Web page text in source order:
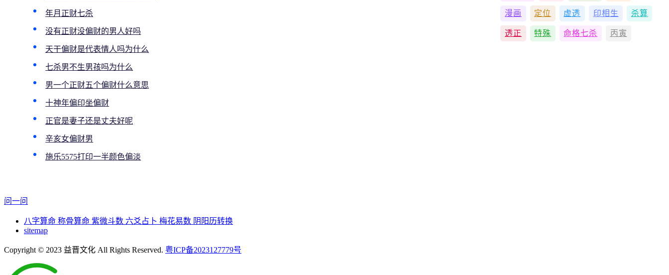
年月正财七杀
没有正财没偏财的男人好吗
天干偏财是代表情人吗为什么
七杀男不生男孩吗为什么
男一个正财五个偏财什么意思
十神年偏印坐偏财
正官是妻子还是丈夫好呢
辛亥女偏财男
施乐5575打印一半颜色偏淡
漫画 定位 虚透 印相生 杀算
透正 特殊 命格七杀 丙寅
问一问
八字算命 称骨算命 紫微斗数 六爻占卜 梅花易数 阴阳历转换
sitemap
Copyright © 2023 益晋文化 All Rights Reserved. 粤ICP备2023127779号